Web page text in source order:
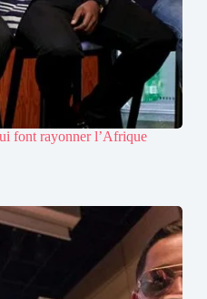
font rayonner l’Afrique